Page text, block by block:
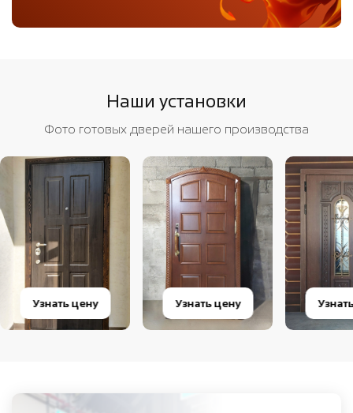
Наши установки
Фото готовых дверей нашего производства
Узнать цену Узнать цену